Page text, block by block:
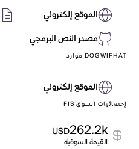
الموقع إلكتروني
مصدر النص البرمجي
DOGWIFHAT موارد
الموقع إلكتروني
إحصائيات السوق FIS
262.2k
USD
القيمة السوقية